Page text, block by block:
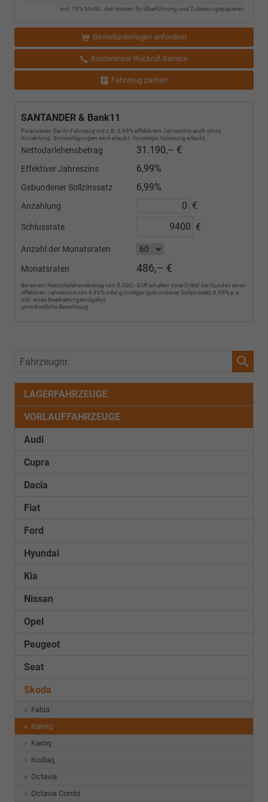
incl. 19% MwSt., den Kosten für Überführung und Zulassungspapieren
Bestellunterlagen anfordern
Kostenloser Rückruf-Service
Fahrzeug parken
SANTANDER & Bank11
Finanzieren Sie Ihr Fahrzeug mit z.B. 6,99% effektivem Jahreszins auch ohne
Anzahlung. Sondertilgungen sind erlaubt. Vorzeitige Ablösung erlaubt.
Nettodarlehensbetrag 31.190,– €
Effektiver Jahreszins 6,99%
Gebundener Sollzinssatz 6,99%
Anzahlung €
Schlussrate €
Anzahl der Monatsraten
Monatsraten 486,– €
Bei einem Nettodarlehensbetrag von 5.000,- EUR erhalten zwei Drittel der Kunden einen
effektiven Jahreszins von 6,99% oder günstiger (gebundener Sollzinssatz 6,99% p.a.
inkl. eines Bearbeitungsentgelts).
unverbindliche Berechnung
Fahrzeugnr.
LAGERFAHRZEUGE
VORLAUFFAHRZEUGE
Audi
Cupra
Dacia
Fiat
Ford
Hyundai
Kia
Nissan
Opel
Peugeot
Seat
Skoda
Fabia
Kamiq
Karoq
Kodiaq
Octavia
Octavia Combi